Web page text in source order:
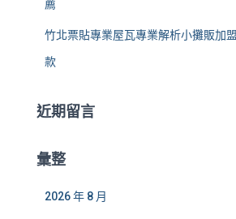
薦
竹北票貼專業屋瓦專業解析小攤販加
款
近期留言
彙整
2026 年 8 月